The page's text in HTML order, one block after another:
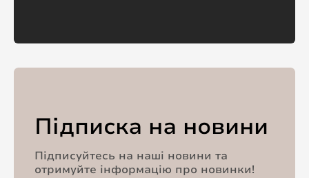
Підписка на новини
Підписуйтесь на наші новини та
отримуйте інформацію про новинки!